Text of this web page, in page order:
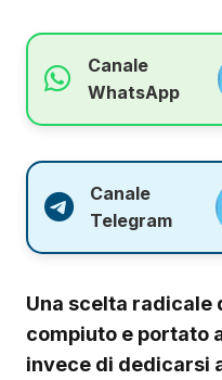
Canale
WhatsApp
Canale
Telegram
Una scelta radicale
compiuto e portato
invece di dedicarsi